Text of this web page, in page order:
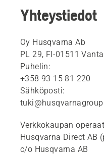
Yhteystiedot
Oy Husqvarna Ab
PL 29, FI-01511
Puhelin:
+358 93 15 81 220
Sähköposti:
Verkkokaupan
Husqvarna Direct AB
c/o Husqvarna AB